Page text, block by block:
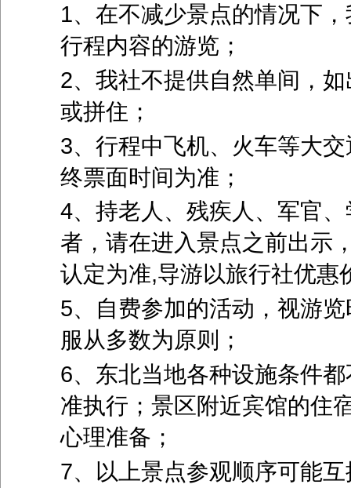
1、在不减少景点的情况下
行程内容的游览；
2、我社不提供自然单间，
或拼住；
3、行程中飞机、火车等大
终票面时间为准；
4、持老人、残疾人、军官
者，请在进入景点之前出示
认定为准,导游以旅行社优惠
5、自费参加的活动，视游
服从多数为原则；
6、东北当地各种设施条件
准执行；景区附近宾馆的住
心理准备；
7、以上景点参观顺序可能